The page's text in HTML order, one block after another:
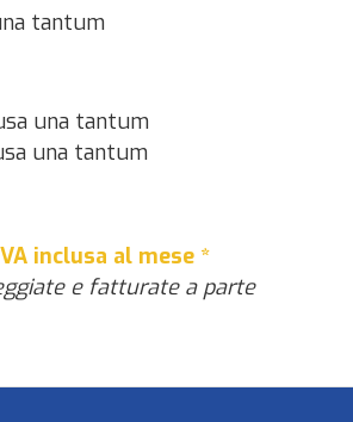
tantum
una tantum
una tantum
inclusa al mese *
e fatturate a parte